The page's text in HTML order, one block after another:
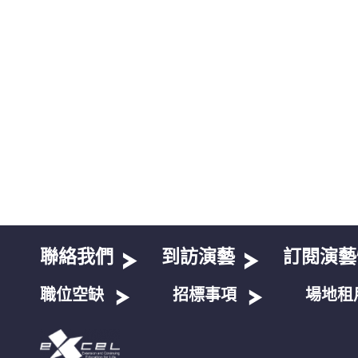
聯絡我們 到訪演藝 訂閱演
職位空缺 招標事項 場地租